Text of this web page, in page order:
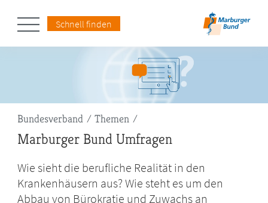
Schnell finden
Pfadnavigation
Bundesverband Themen
Marburger Bund Umfragen
Wie sieht die berufliche Realität in den
Krankenhäusern aus? Wie steht es um den
Abbau von Bürokratie und Zuwachs an